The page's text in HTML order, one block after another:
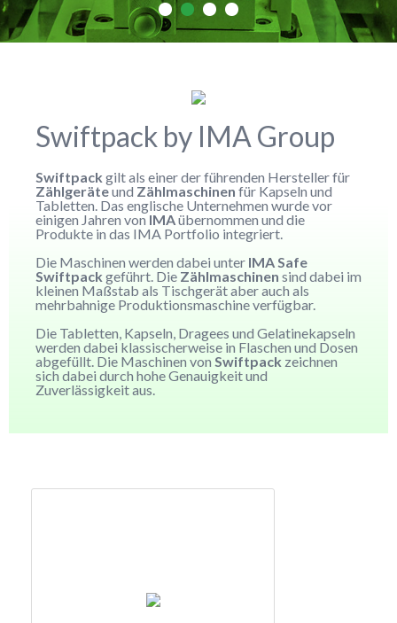
Swiftpack by IMA Group
Swiftpack gilt als einer der führenden Hersteller für
Zählgeräteund Zählmaschinen für Kapseln und
Tabletten. Das englische Unternehmen wurde vor
einigen Jahren vonIMAübernommen und die
Produkte in das IMA Portfolio integriert.
Die Maschinen werden dabei unter IMA Safe
Swiftpack geführt. Die Zählmaschinen sind dabei im
kleinen Maßstab als Tischgerät aber auch als
mehrbahnige Produktionsmaschine verfügbar.
Die Tabletten, Kapseln, Dragees und Gelatinekapseln
werden dabei klassischerweise in Flaschen und Dosen
abgefüllt. Die Maschinen von Swiftpack zeichnen
sich dabei durch hohe Genauigkeit und
Zuverlässigkeit aus.